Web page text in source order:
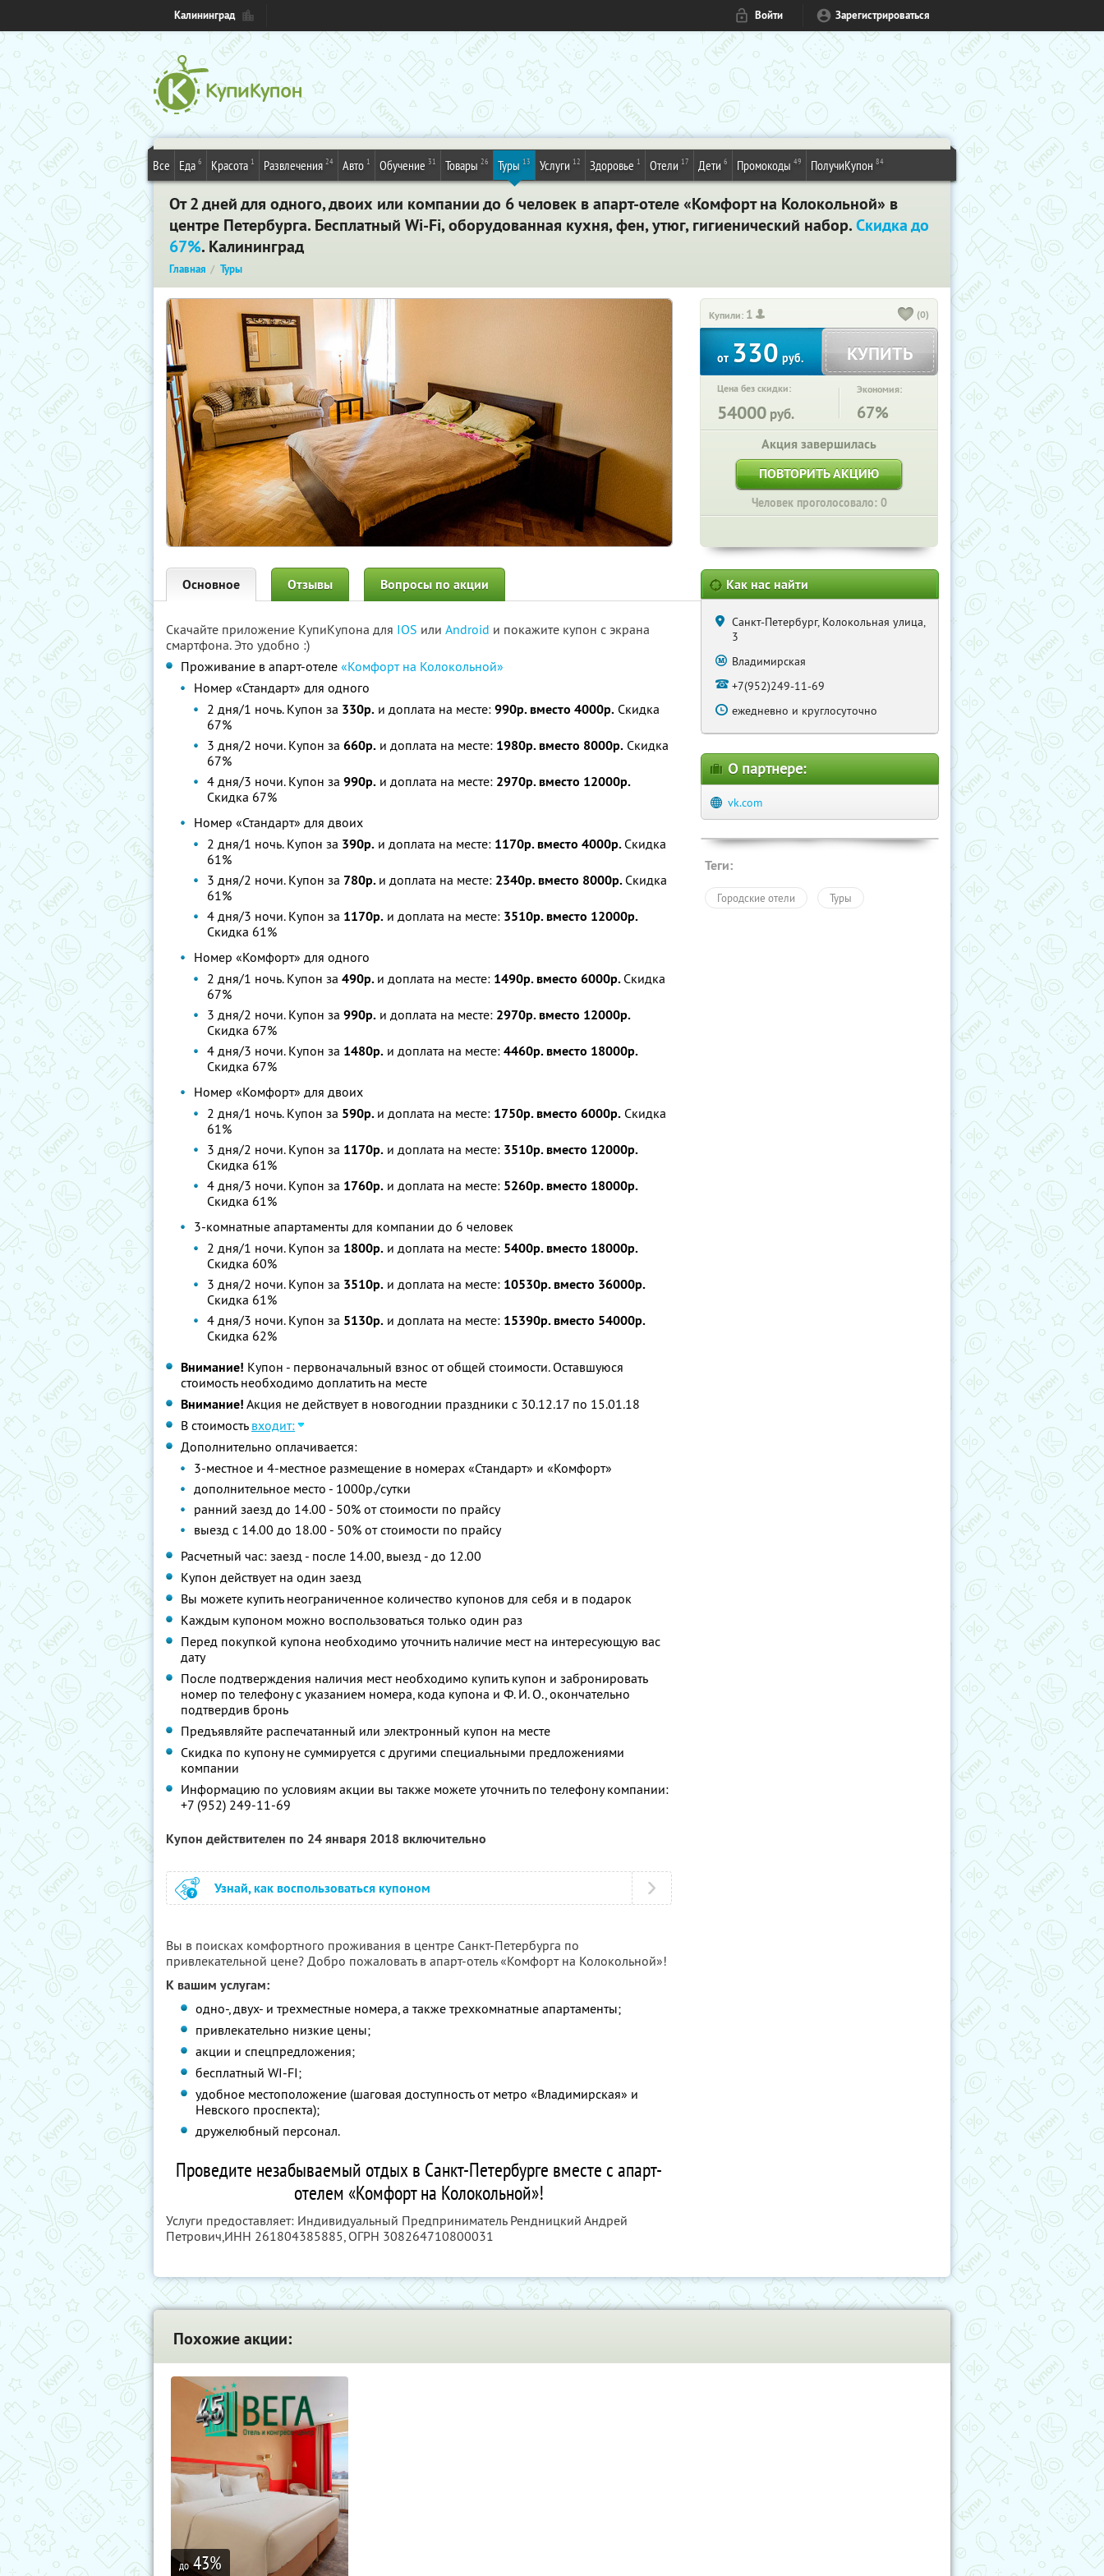
Калининград Войти Зарегистрироваться
Все Еда 6 Красота 1 Развлечения 24 Авто 1 Обучение 31 Товары 26 Туры 13 Услуги 12 Здоровье 1 Отели 17 Дети 6 Промокоды 49 ПолучиКупон 84
От 2 дней для одного, двоих или компании до 6 человек в апарт-отеле «Комфорт на Колокольной» в
центре Петербурга. Бесплатный Wi-Fi, оборудованная кухня, фен, утюг, гигиенический набор.Скидка до
67%. Калининград
Главная Туры
Купили: 1 (0)
от330руб. КУПИТЬ
Цена без скидки:
54000 руб.
Экономия:
67%
Акция завершилась
ПОВТОРИТЬ АКЦИЮ
Человек проголосовало: 0
Основное Отзывы Вопросы по акции
Скачайте приложение КупиКупона для IOS или Android и покажите купон с экрана
смартфона. Это удобно :)
Проживание в апарт-отеле «Комфорт на Колокольной»
Номер «Стандарт» для одного
2 дня/1 ночь. Купон за 330р. и доплата на месте: 990р. вместо 4000р. Скидка
67%
3 дня/2 ночи. Купон за 660р. и доплата на месте: 1980р. вместо 8000р. Скидка
67%
4 дня/3 ночи. Купон за 990р. и доплата на месте: 2970р. вместо 12000р.
Скидка 67%
Номер «Стандарт» для двоих
2 дня/1 ночь. Купон за 390р. и доплата на месте: 1170р. вместо 4000р. Скидка
61%
3 дня/2 ночи. Купон за 780р. и доплата на месте: 2340р. вместо 8000р. Скидка
61%
4 дня/3 ночи. Купон за 1170р. и доплата на месте: 3510р. вместо 12000р.
Скидка 61%
Номер «Комфорт» для одного
2 дня/1 ночь. Купон за 490р. и доплата на месте: 1490р. вместо 6000р. Скидка
67%
3 дня/2 ночи. Купон за 990р. и доплата на месте: 2970р. вместо 12000р.
Скидка 67%
4 дня/3 ночи. Купон за 1480р. и доплата на месте: 4460р. вместо 18000р.
Скидка 67%
Номер «Комфорт» для двоих
2 дня/1 ночь. Купон за 590р. и доплата на месте: 1750р. вместо 6000р. Скидка
61%
3 дня/2 ночи. Купон за 1170р. и доплата на месте: 3510р. вместо 12000р.
Скидка 61%
4 дня/3 ночи. Купон за 1760р. и доплата на месте: 5260р. вместо 18000р.
Скидка 61%
3-комнатные апартаменты для компании до 6 человек
2 дня/1 ночи. Купон за 1800р. и доплата на месте: 5400р. вместо 18000р.
Скидка 60%
3 дня/2 ночи. Купон за 3510р. и доплата на месте: 10530р. вместо 36000р.
Скидка 61%
4 дня/3 ночи. Купон за 5130р. и доплата на месте: 15390р. вместо 54000р.
Скидка 62%
Внимание! Купон - первоначальный взнос от общей стоимости. Оставшуюся
стоимость необходимо доплатить на месте
Внимание! Акция не действует в новогоднии праздники с 30.12.17 по 15.01.18
В стоимость входит:
Дополнительно оплачивается:
3-местное и 4-местное размещение в номерах «Стандарт» и «Комфорт»
дополнительное место - 1000р./сутки
ранний заезд до 14.00 - 50% от стоимости по прайсу
выезд c 14.00 до 18.00 - 50% от стоимости по прайсу
Расчетный час: заезд - после 14.00, выезд - до 12.00
Купон действует на один заезд
Вы можете купить неограниченное количество купонов для себя и в подарок
Каждым купоном можно воспользоваться только один раз
Перед покупкой купона необходимо уточнить наличие мест на интересующую вас
дату
После подтверждения наличия мест необходимо купить купон и забронировать
номер по телефону с указанием номера, кода купона и Ф. И. О., окончательно
подтвердив бронь
Предъявляйте распечатанный или электронный купон на месте
Скидка по купону не суммируется с другими специальными предложениями
компании
Информацию по условиям акции вы также можете уточнить по телефону компании:
+7 (952) 249-11-69
Купон действителен по 24 января 2018 включительно
Узнай, как воспользоваться купоном
Вы в поисках комфортного проживания в центре Санкт-Петербурга по
привлекательной цене? Добро пожаловать в апарт-отель «Комфорт на Колокольной»!
К вашим услугам:
одно-, двух- и трехместные номера, а также трехкомнатные апартаменты;
привлекательно низкие цены;
акции и спецпредложения;
бесплатный WI-FI;
удобное местоположение (шаговая доступность от метро «Владимирская» и
Невского проспекта);
дружелюбный персонал.
Проведите незабываемый отдых в Санкт-Петербурге вместе с апарт-
отелем «Комфорт на Колокольной»!
Услуги предоставляет: Индивидуальный Предприниматель Рендницкий Андрей
Петрович,ИНН 261804385885, ОГРН 308264710800031
Как нас найти
Санкт-Петербург, Колокольная улица,
3
Владимирская
+7(952)249-11-69
ежедневно и круглосуточно
О партнере:
vk.com
Теги:
Городские отели Туры
Похожие акции:
до 43%